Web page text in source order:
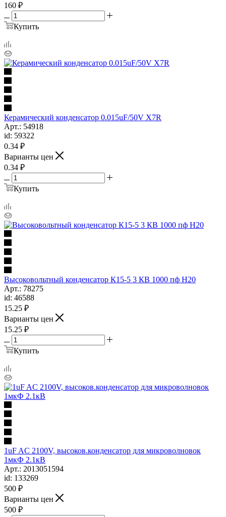
160 ₽
Купить
Керамический конденсатор 0.015uF/50V X7R
Арт.: 54918
id: 59322
0.34 ₽
Варианты цен
0.34 ₽
Купить
Высоковольтный конденсатор К15-5 3 КВ 1000 пф Н20
Арт.: 78275
id: 46588
15.25 ₽
Варианты цен
15.25 ₽
Купить
1uF AC 2100V, высоков.конденсатор для микроволновок
1мкФ 2.1кВ
Арт.: 2013051594
id: 133269
500 ₽
Варианты цен
500 ₽